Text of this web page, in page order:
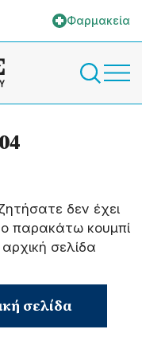
Φαρμακεία
δεν έχει
παρακάτω κουμπί
σελίδα
σελίδα